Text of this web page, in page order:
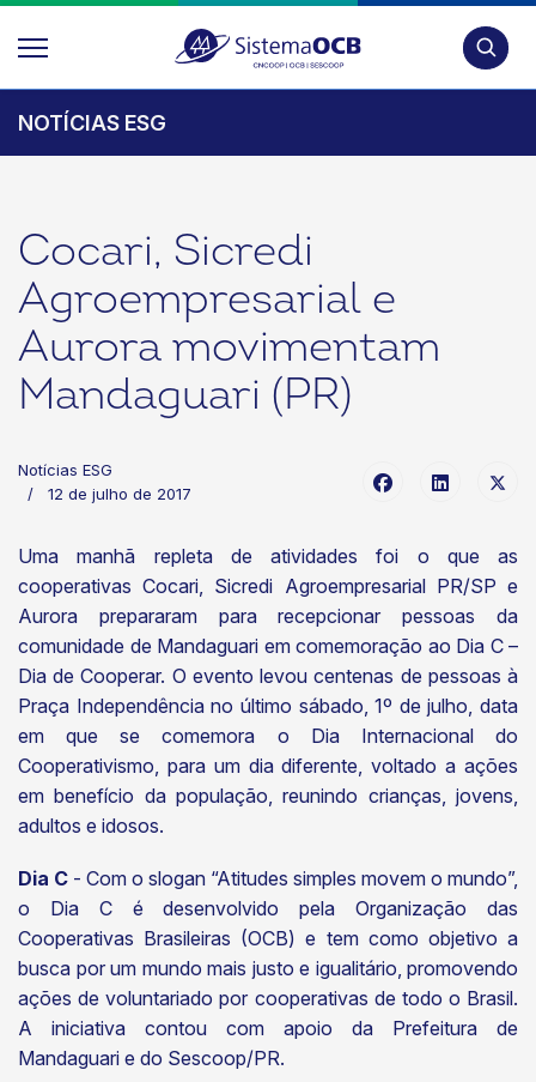
NOTÍCIAS ESG
Cocari, Sicredi
Agroempresarial e
Aurora movimentam
Mandaguari (PR)
Notícias ESG
12 de julho de 2017
Uma manhã repleta de atividades foi o que as
cooperativas Cocari, Sicredi Agroempresarial PR/SP e
Aurora prepararam para recepcionar pessoas da
comunidade de Mandaguari em comemoração ao Dia C –
Dia de Cooperar. O evento levou centenas de pessoas à
Praça Independência no último sábado, 1º de julho, data
em que se comemora o Dia Internacional do
Cooperativismo, para um dia diferente, voltado a ações
em benefício da população, reunindo crianças, jovens,
adultos e idosos.
Dia C - Com o slogan “Atitudes simples movem o mundo”,
o Dia C é desenvolvido pela Organização das
Cooperativas Brasileiras (OCB) e tem como objetivo a
busca por um mundo mais justo e igualitário, promovendo
ações de voluntariado por cooperativas de todo o Brasil.
A iniciativa contou com apoio da Prefeitura de
Mandaguari e do Sescoop/PR.